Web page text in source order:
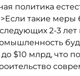
политика
такие меры
2-3
$10 млрд, что